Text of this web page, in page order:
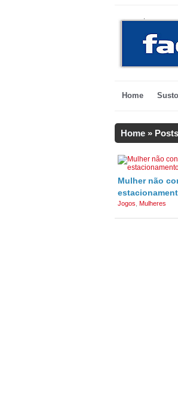
Home
Home »
Mulher não
Jogos Mulheres